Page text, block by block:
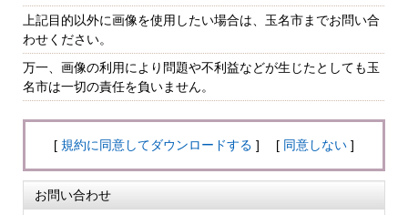
上記目的以外に画像を使用したい場合は、玉名市までお問い合
わせください。
万一、画像の利用により問題や不利益などが生じたとしても玉
名市は一切の責任を負いません。
[ 規約に同意してダウンロードする ] [ 同意しない ]
お問い合わせ